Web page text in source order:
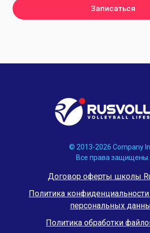
Записаться
© 2013-2026 Company
Все права защищены.
Договор оферты школы
Политика
персональных
Политика обработки